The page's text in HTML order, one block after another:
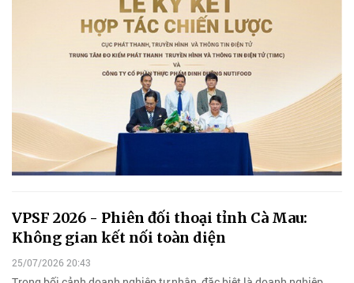
VPSF 2026 - Phiên đối thoại tỉnh Cà Mau:
Không gian kết nối toàn diện
25/07/2026 20:43